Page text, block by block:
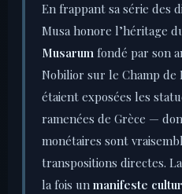
En frappant sa série des
Musa honore l’héritage
Musarum fondé par son
Nobilior sur le Champ de
étaient exposées les
ramenées de Grèce —
monétaires sont
transpositions directes.
la fois un manifeste